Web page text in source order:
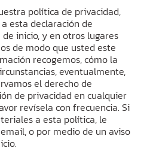
política de privacidad,
esta declaración de
inicio, y en otros lugares
de modo que usted este
recogemos, cómo la
eventualmente,
el derecho de
de privacidad en cualquier
revísela con frecuencia. Si
a esta política, le
o por medio de un aviso